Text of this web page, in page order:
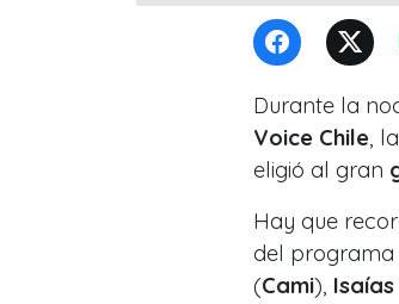
Durante la
Voice Chile ,
eligió al gran
Hay que
del programa
(Cami),